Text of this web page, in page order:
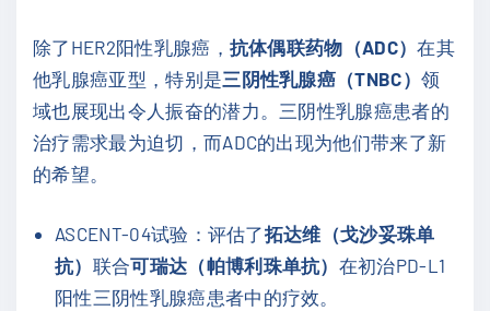
除了HER2阳性乳腺癌， 抗体偶联药物（ADC）在其
他乳腺癌亚型，特别是三阴性乳腺癌（TNBC）领
域也展现出令人振奋的潜力。三阴性乳腺癌患者的
治疗需求最为迫切，而ADC的出现为他们带来了新
的希望。
ASCENT-04试验：评估了拓达维（戈沙妥珠单
抗） 联合可瑞达（帕博利珠单抗） 在初治PD-L1
阳性三阴性乳腺癌患者中的疗效。